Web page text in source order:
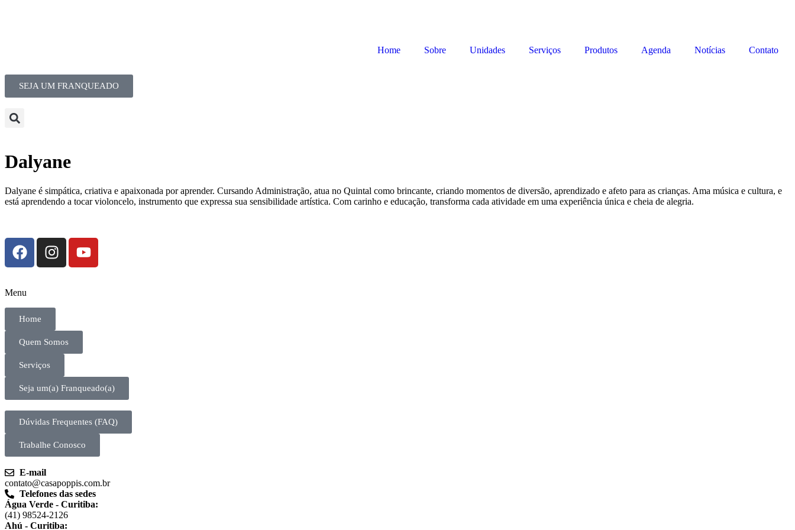
Home Sobre Unidades Serviços Produtos Agenda Notícias Contato
SEJA UM FRANQUEADO
Dalyane
Dalyane é simpática, criativa e apaixonada por aprender. Cursando Administração, atua no Quintal como brincante, criando momentos de diversão, aprendizado e afeto para as crianças. Ama música e cultura, e
está aprendendo a tocar violoncelo, instrumento que expressa sua sensibilidade artística. Com carinho e educação, transforma cada atividade em uma experiência única e cheia de alegria.
Menu
Home
Quem Somos
Serviços
Seja um(a) Franqueado(a)
Dúvidas Frequentes (FAQ)
Trabalhe Conosco
E-mail
contato@casapoppis.com.br
Telefones das sedes
Água Verde - Curitiba:
(41) 98524-2126
Ahú - Curitiba: